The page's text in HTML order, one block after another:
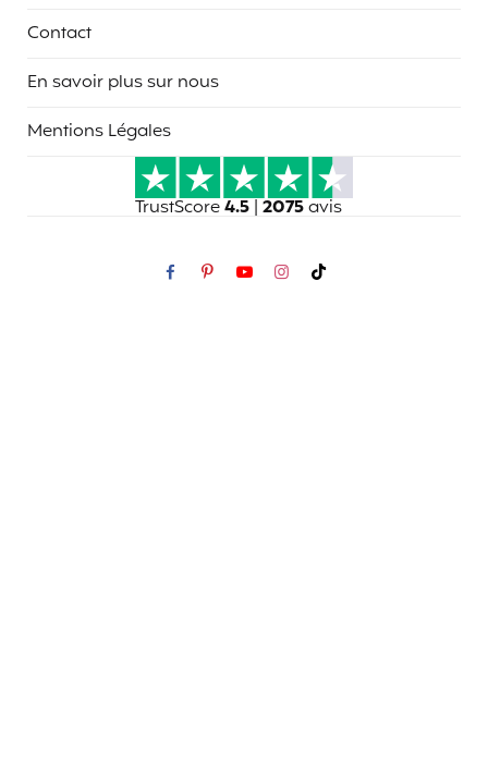
Contact
En savoir plus sur nous
Mentions Légales
TrustScore4.5 | 2075avis